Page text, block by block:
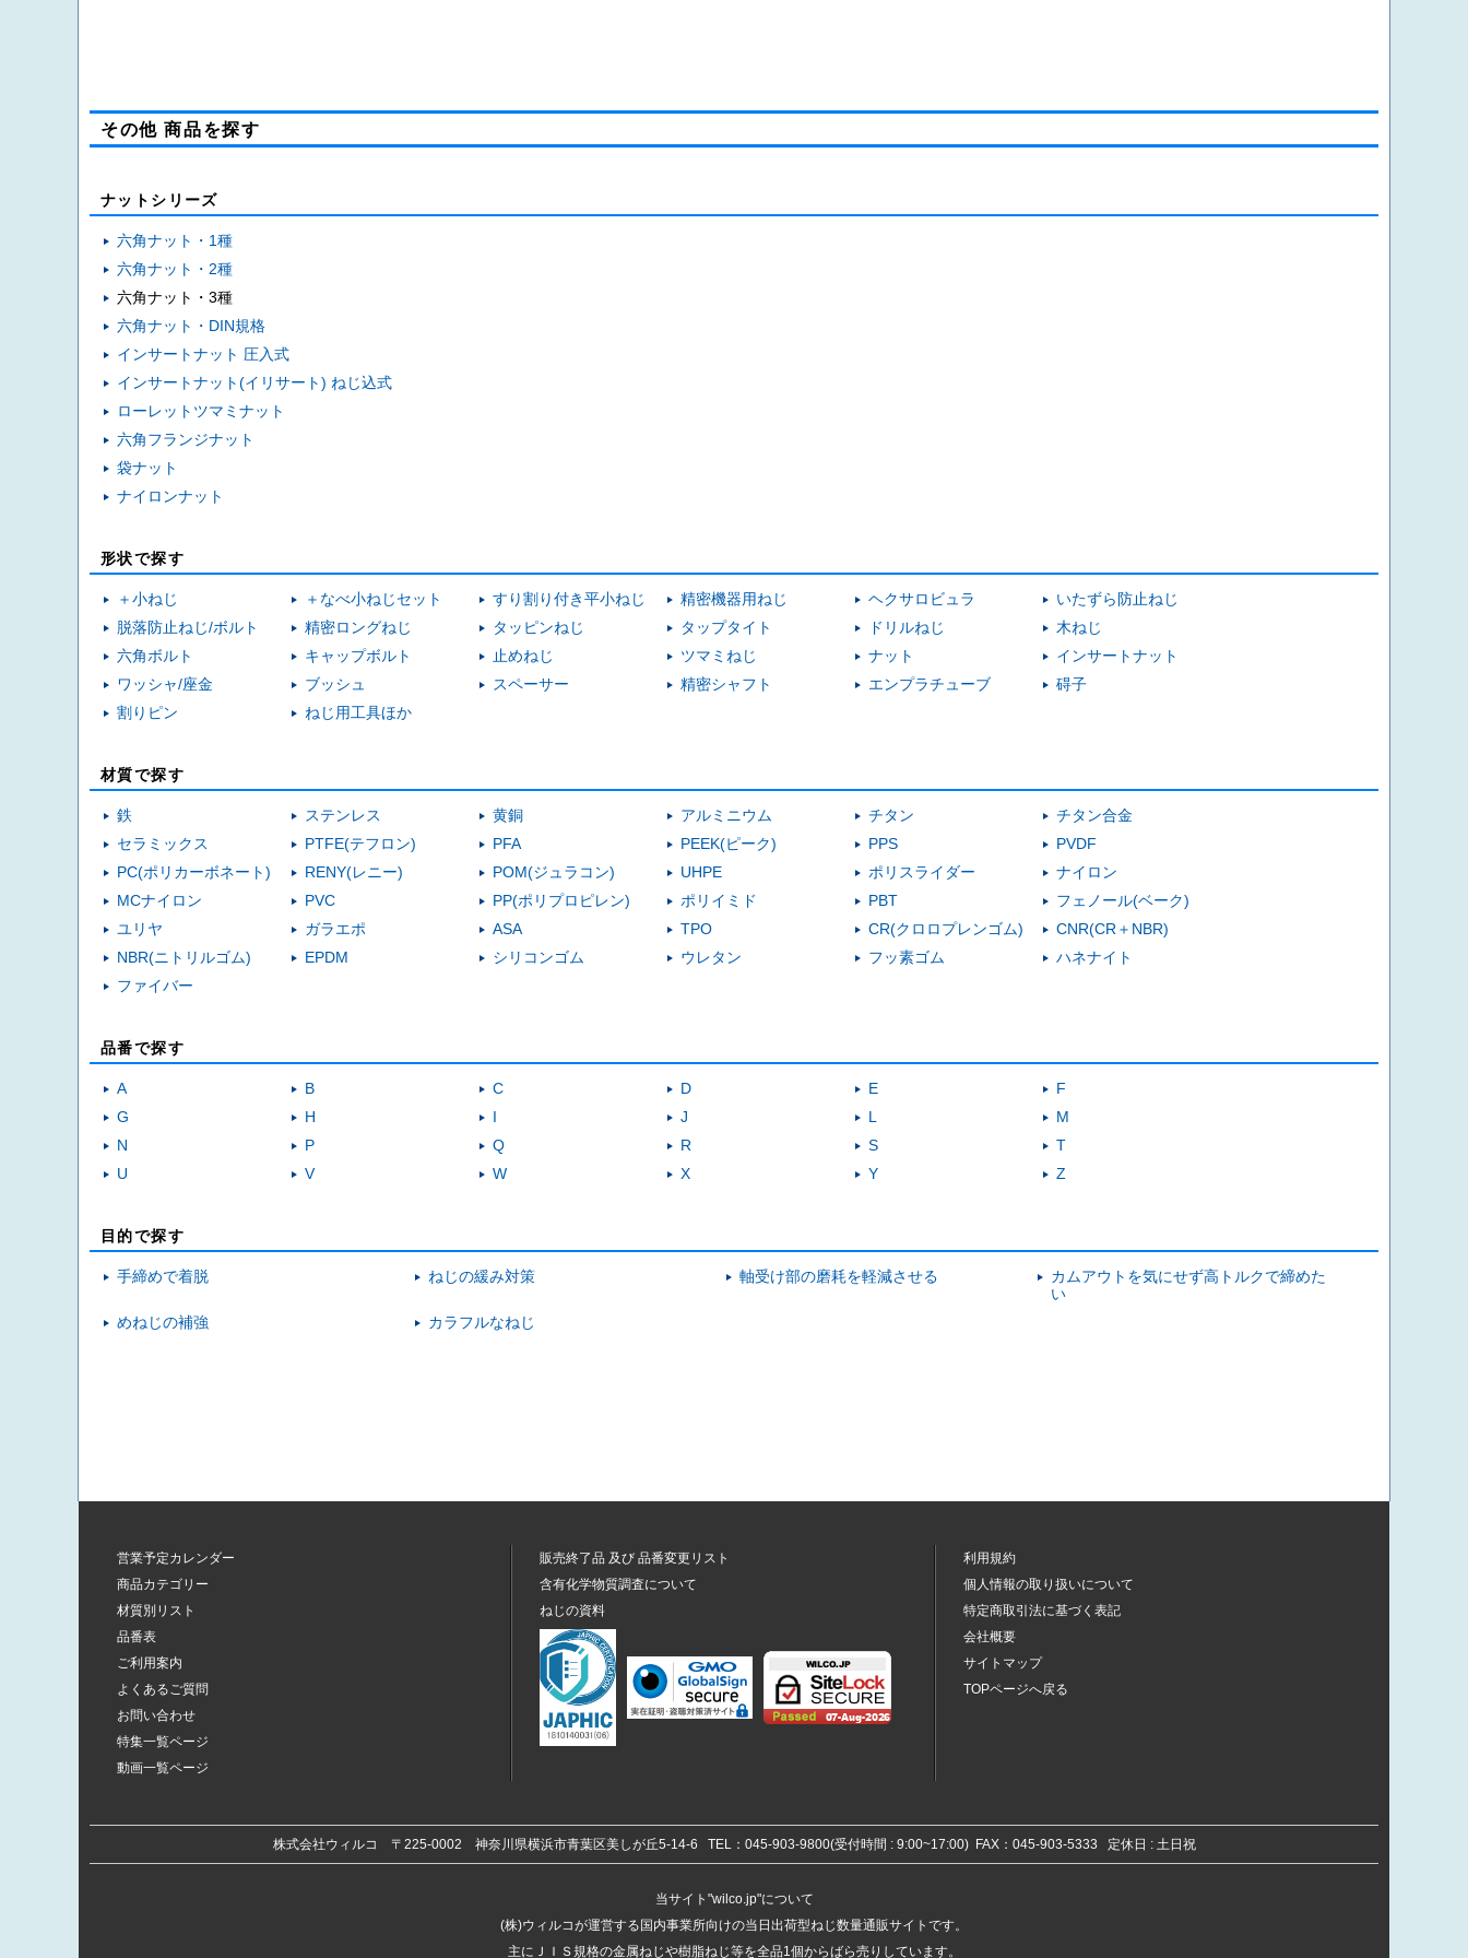
その他 商品を探す
ナットシリーズ
六角ナット・1種
六角ナット・2種
六角ナット・3種
六角ナット・DIN規格
インサートナット 圧入式
インサートナット(イリサート) ねじ込式
ローレットツマミナット
六角フランジナット
袋ナット
ナイロンナット
形状で探す
＋小ねじ ＋なべ小ねじセット すり割り付き平小ねじ 精密機器用ねじ ヘクサロビュラ
いたずら防止ねじ
脱落防止ねじ/ボルト
精密ロングねじ タッピンねじ タップタイト ドリルねじ
木ねじ
六角ボルト
キャップボルト 止めねじ ツマミねじ ナット
インサートナット
ワッシャ/座金
ブッシュ スペーサー 精密シャフト エンプラチューブ
碍子
割りピン
ねじ用工具ほか
材質で探す
鉄 ステンレス 黄銅 アルミニウム チタン
チタン合金
セラミックス
PTFE(テフロン) PFA PEEK(ピーク) PPS
PVDF
PC(ポリカーボネート)
RENY(レニー) POM(ジュラコン) UHPE ポリスライダー
ナイロン
MCナイロン
PVC PP(ポリプロピレン) ポリイミド PBT
フェノール(ベーク)
ユリヤ
ガラエポ ASA TPO CR(クロロプレンゴム)
CNR(CR＋NBR)
NBR(ニトリルゴム)
EPDM シリコンゴム ウレタン フッ素ゴム
ハネナイト
ファイバー
品番で探す
A B C D E
F
G
H J L
M
N
P Q R S
T
U
V W X Y Z
目的で探す
手締めで着脱 ねじの緩み対策 軸受け部の磨耗を軽減させる
カムアウトを気にせず高トルクで締めた
い
めねじの補強
カラフルなねじ
営業予定カレンダー
商品カテゴリー
材質別リスト
品番表
ご利用案内
よくあるご質問
お問い合わせ
特集一覧ページ
動画一覧ページ
販売終了品 及び品番変更リスト
含有化学物質調査について
ねじの資料
利用規約
個人情報の取り扱いについて
特定商取引法に基づく表記
会社概要
サイトマップ
TOPページへ戻る
株式会社ウィルコ 〒225-0002 神奈川県横浜市青葉区美しが丘5-14-6 TEL：045-903-9800(受付時間 : 9:00~17:00) FAX：045-903-5333 定休日 : 土日祝
当サイト"wilco.jp"について
(株)ウィルコが運営する国内事業所向けの当日出荷型ねじ数量通販サイトです。
主にＪＩＳ規格の金属ねじや樹脂ねじ等を全品1個からばら売りしています。